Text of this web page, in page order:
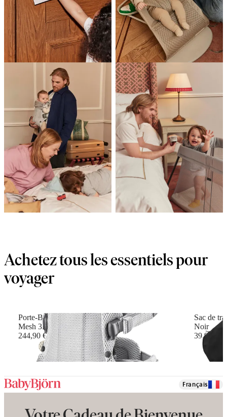
Achetez tous les essentiels pour
voyager
Porte-Bébé Harmony
Mesh 3D, Argent
244,90 €
+6
Sac de
Noir
39,90 €
Français